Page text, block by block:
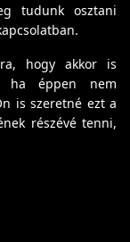
tudunk osztani
hogy akkor is
ha éppen nem
is szeretné ezt a
részévé tenni,